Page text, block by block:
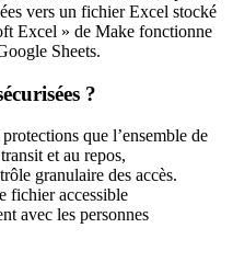
vers un fichier Excel stocké
Excel » de Make fonctionne
Sheets.
?
que l’ensemble de
et au repos,
granulaire des accès.
fichier accessible
avec les personnes